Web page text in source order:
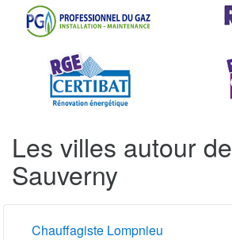
Les villes autour de
Sauverny
Chauffagiste Lompnieu